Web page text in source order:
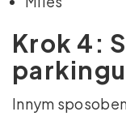
Krok 4:
parkingu
Innym